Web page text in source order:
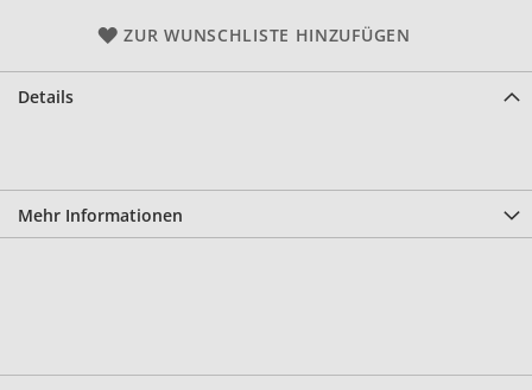
ZUR WUNSCHLISTE HINZUFÜGEN
Details
Mehr Informationen